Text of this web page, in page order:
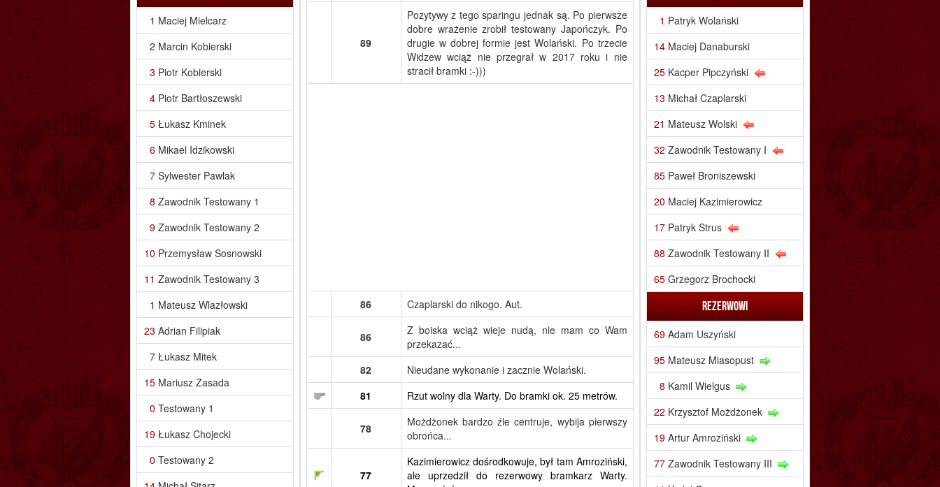
89
Pozytywy z tego sparingu jednak są. Po pierwsze
dobre wrażenie zrobił testowany Japończyk. Po
drugie w dobrej formie jest Wolański. Po trzecie
Widzew wciąż nie przegrał w 2017 roku i nie
stracił bramki :-)))
86 Czaplarski do nikogo. Aut.
86
Z boiska wciąż wieje nudą, nie mam co Wam
przekazać...
82
Nieudane wykonanie i zacznie Wolański.
81
Rzut wolny dla Warty. Do bramki ok. 25 metrów.
78
Możdżonek bardzo źle centruje, wybija pierwszy
obrońca...
77
Kazimierowicz dośrodkowuje, był tam Amroziński,
ale uprzedził do rezerwowy bramkarz Warty.
1 Maciej Mielcarz
2 Marcin Kobierski
3 Piotr Kobierski
4 Piotr Bartłoszewski
5 Łukasz Kminek
6 Mikael Idzikowski
7 Sylwester Pawlak
8 Zawodnik Testowany 1
9 Zawodnik Testowany 2
10 Przemysław Sosnowski
11 Zawodnik Testowany 3
1 Mateusz Wlazłowski
23 Adrian Filipiak
7 Łukasz Mitek
15 Mariusz Zasada
0 Testowany 1
19 Łukasz Chojecki
0 Testowany 2
1 Patryk Wolański
14 Maciej Danaburski
25 Kacper Pipczyński
13 Michał Czaplarski
21 Mateusz Wolski
32 Zawodnik Testowany I
85 Paweł Broniszewski
20 Maciej Kazimierowicz
17 Patryk Strus
88 Zawodnik Testowany II
65 Grzegorz Brochocki
Rezerwowi
69 Adam Uszyński
95 Mateusz Miasopust
8 Kamil Wielgus
22 Krzysztof Możdżonek
19 Artur Amroziński
77 Zawodnik Testowany III